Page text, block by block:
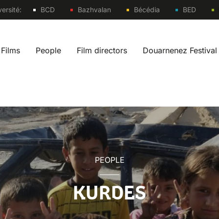
Sites
BCD Bazhvalan Bécédia BED
navigation fr
Films People Film directors Douarnenez Festival
PEOPLE
KURDES